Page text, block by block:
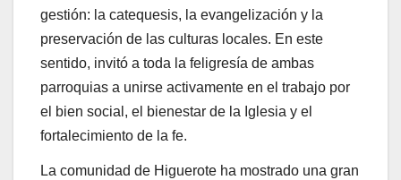
gestión: la catequesis, la evangelización y la
preservación de las culturas locales. En este
sentido, invitó a toda la feligresía de ambas
parroquias a unirse activamente en el trabajo por
el bien social, el bienestar de la Iglesia y el
fortalecimiento de la fe.
La comunidad de Higuerote ha mostrado una gran